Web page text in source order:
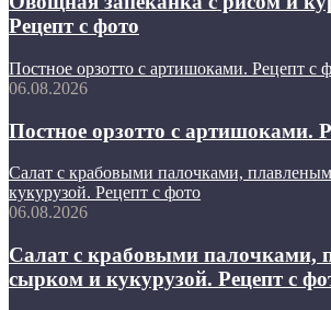
Рецепт с фото
Постное орзотто с артишоками. Рецепт с
06.08.2026
Постное орзотто с артишоками.
Салат с крабовыми палочками,
кукурузой. Рецепт с фото
06.08.2026
Салат с крабовыми палочками,
сырком и кукурузой. Рецепт с